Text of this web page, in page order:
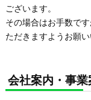
ございます。
その場合はお手数です
ただきますようお願い
会社案内・事業